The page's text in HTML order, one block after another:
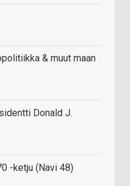
& muut maan
Donald J.
-ketju (Navi 48)